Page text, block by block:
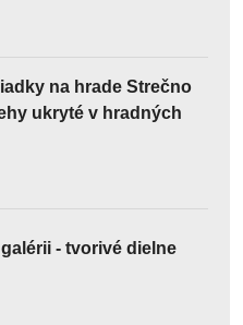
na hrade Strečno
ukryté v hradných
- tvorivé dielne